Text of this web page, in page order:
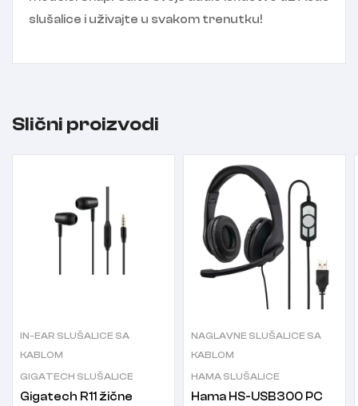
slušalice i uživajte u svakom trenutku!
Slični proizvodi
IN-EAR SLUŠALICE SA
KABLOM
GIGATECH SLUŠALICE
Gigatech R11 žične
NAGLAVNE SLUŠALICE SA
KABLOM
HAMA SLUŠALICE
Hama HS-USB300 PC